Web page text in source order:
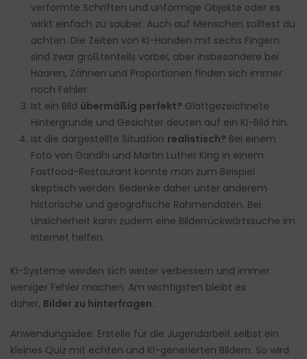
verformte Schriften und unförmige Objekte oder es
wirkt einfach zu sauber. Auch auf Menschen solltest du
achten. Die Zeiten von KI-Händen mit sechs Fingern
sind zwar größtenteils vorbei, aber insbesondere bei
Haaren, Zähnen und Proportionen finden sich immer
noch Fehler.
Ist ein Bild übermäßig perfekt? Glattgezeichnete
Hintergründe und Gesichter deuten auf ein KI-Bild hin.
Ist die dargestellte Situation realistisch? Bei einem
Foto von Gandhi und Martin Luther King in einem
Fastfood-Restaurant könnte man zum Beispiel
skeptisch werden. Bedenke daher unter anderem
historische und geografische Rahmendaten. Bei
Unsicherheit kann zudem eine Bilderrückwärtssuche im
Internet helfen.
KI-Systeme werden sich weiter verbessern und immer
weniger Fehler machen. Am wichtigsten bleibt es
daher, Bilder zu hinterfragen.
Anwendungsidee: Erstelle für die Jugendarbeit selbst ein
kleines Quiz mit echten und KI-generierten Bildern. So wird